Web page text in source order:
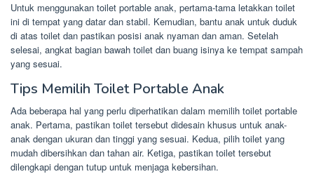
Untuk menggunakan toilet portable anak, pertama-tama letakkan toilet
ini di tempat yang datar dan stabil. Kemudian, bantu anak untuk duduk
di atas toilet dan pastikan posisi anak nyaman dan aman. Setelah
selesai, angkat bagian bawah toilet dan buang isinya ke tempat sampah
yang sesuai.
Tips Memilih Toilet Portable Anak
Ada beberapa hal yang perlu diperhatikan dalam memilih toilet portable
anak. Pertama, pastikan toilet tersebut didesain khusus untuk anak-
anak dengan ukuran dan tinggi yang sesuai. Kedua, pilih toilet yang
mudah dibersihkan dan tahan air. Ketiga, pastikan toilet tersebut
dilengkapi dengan tutup untuk menjaga kebersihan.